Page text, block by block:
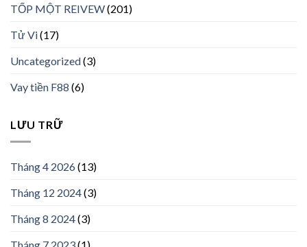
TỐP MỘT REIVEW(201)
Tử Vi(17)
Uncategorized(3)
Vay tiền F88 (6)
LƯU TRỮ
Tháng 4 2026(13)
Tháng 12 2024(3)
Tháng 8 2024(3)
Tháng 7 2023(1)